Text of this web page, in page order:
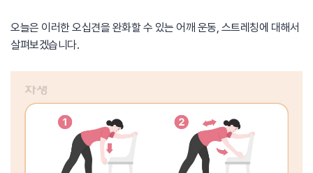
오늘은 이러한 오십견을 완화할 수 있는 어깨 운동, 스트레칭에 대해서
살펴보겠습니다.